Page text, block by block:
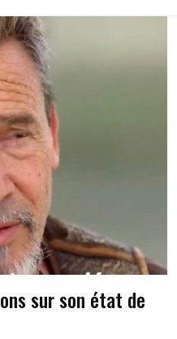
sur son état de